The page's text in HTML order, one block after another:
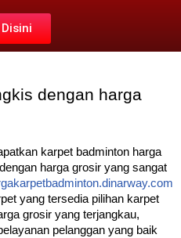
dengan harga
karpet badminton harga
harga grosir yang sangat
yang tersedia pilihan karpet
grosir yang terjangkau,
pelanggan yang baik